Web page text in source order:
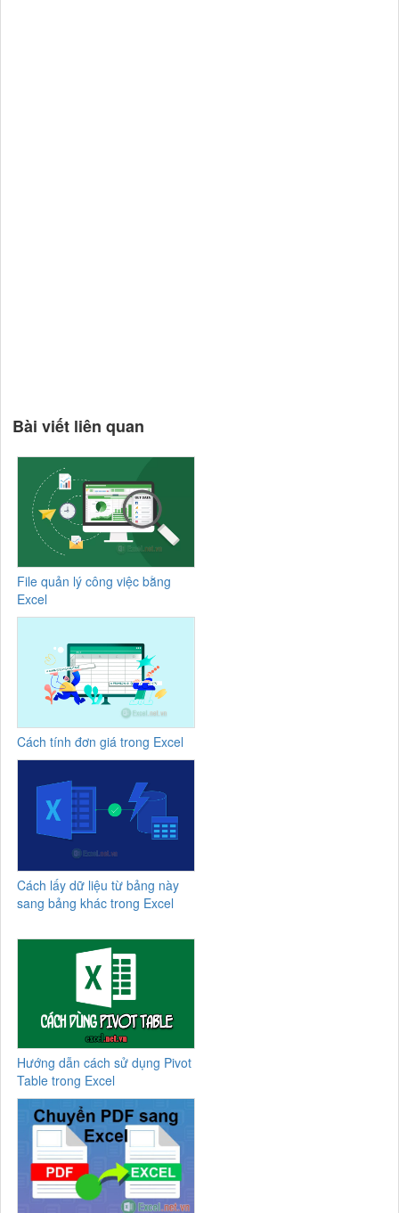
Bài viết liên quan
File quản lý công việc bằng
Excel
Cách tính đơn giá trong Excel
Cách lấy dữ liệu từ bảng này
sang bảng khác trong Excel
Hướng dẫn cách sử dụng Pivot
Table trong Excel